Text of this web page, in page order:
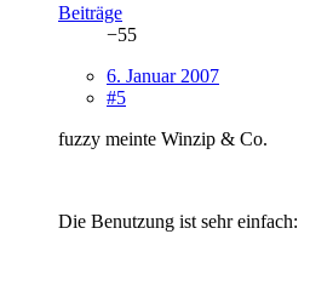
Beiträge
−55
6. Januar 2007
#5
fuzzy meinte Winzip & Co.
Die Benutzung ist sehr einfach: